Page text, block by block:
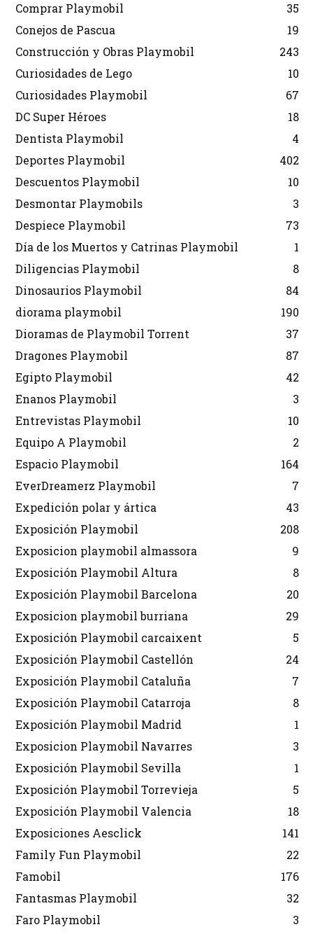
Comprar Playmobil
35
Conejos de Pascua
19
Construcción y Obras Playmobil
243
Curiosidades de Lego
10
Curiosidades Playmobil
67
DC Super Héroes
18
Dentista Playmobil
4
Deportes Playmobil
402
Descuentos Playmobil
10
Desmontar Playmobils
3
Despiece Playmobil
73
Día de los Muertos y Catrinas Playmobil
1
Diligencias Playmobil
8
Dinosaurios Playmobil
84
diorama playmobil
190
Dioramas de Playmobil Torrent
37
Dragones Playmobil
87
Egipto Playmobil
42
Enanos Playmobil
3
Entrevistas Playmobil
10
Equipo A Playmobil
2
Espacio Playmobil
164
EverDreamerz Playmobil
7
Expedición polar y ártica
43
Exposición Playmobil
208
Exposicion playmobil almassora
9
Exposición Playmobil Altura
8
Exposición Playmobil Barcelona
20
Exposicion playmobil burriana
29
Exposición Playmobil carcaixent
5
Exposición Playmobil Castellón
24
Exposición Playmobil Cataluña
7
Exposición Playmobil Catarroja
8
Exposición Playmobil Madrid
1
Exposicion Playmobil Navarres
3
Exposición Playmobil Sevilla
1
Exposición Playmobil Torrevieja
5
Exposición Playmobil Valencia
18
Exposiciones Aesclick
141
Family Fun Playmobil
22
Famobil
176
Fantasmas Playmobil
32
Faro Playmobil
3